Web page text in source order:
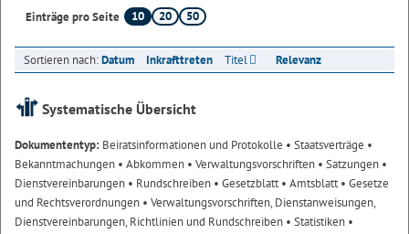
Einträge pro Seite
10 20 50
Sortieren nach:Datum Inkrafttreten Titel Relevanz
Systematische Übersicht
Dokumententyp: Beiratsinformationen und Protokolle • Staatsverträge •
Bekanntmachungen • Abkommen • Verwaltungsvorschriften • Satzungen •
Dienstvereinbarungen • Rundschreiben • Gesetzblatt• Amtsblatt• Gesetze
und Rechtsverordnungen • Verwaltungsvorschriften, Dienstanweisungen,
Dienstvereinbarungen, Richtlinien und Rundschreiben • Statistiken •